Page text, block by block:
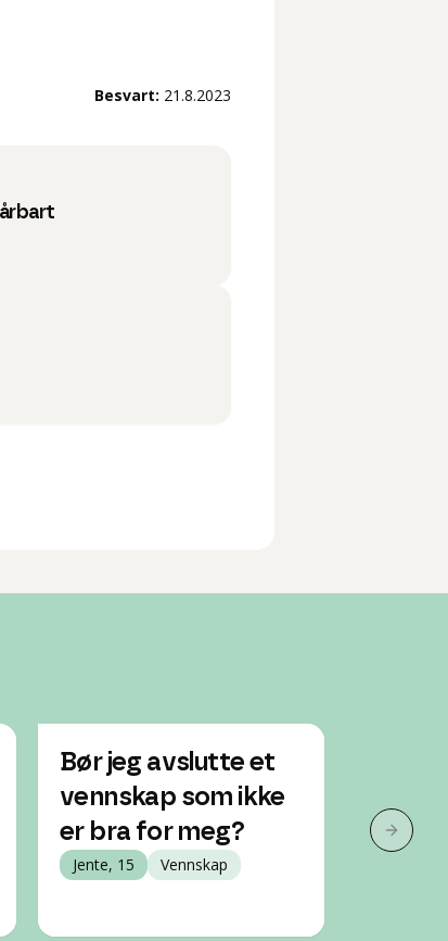
Besvart: 21.8.2023
Bør jeg avslutte et
vennskap som ikke
er bra for meg?
Jente, 15 Vennskap
godt
Neste